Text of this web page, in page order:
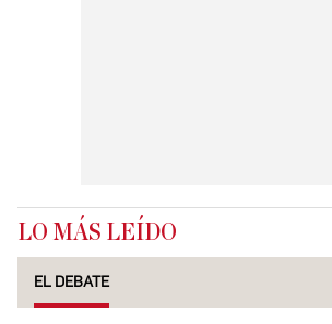
LO MÁS LEÍDO
EL DEBATE